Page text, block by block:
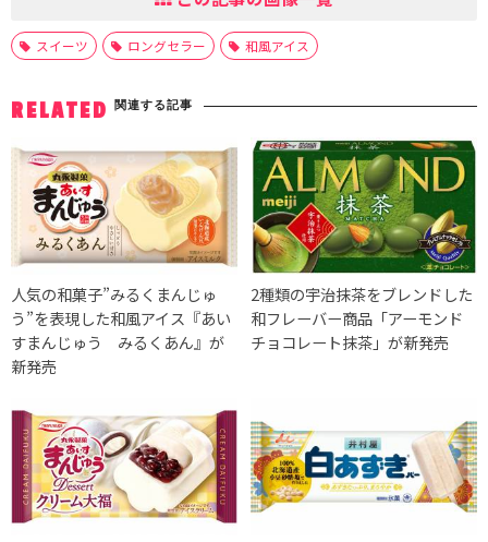
スイーツ ロングセラー 和風アイス
RELATED 関連する記事
人気の和菓子”みるくまんじゅ
う”を表現した和風アイス『あい
すまんじゅう みるくあん』が
新発売
2種類の宇治抹茶をブレンドした
和フレーバー商品「アーモンド
チョコレート抹茶」が新発売